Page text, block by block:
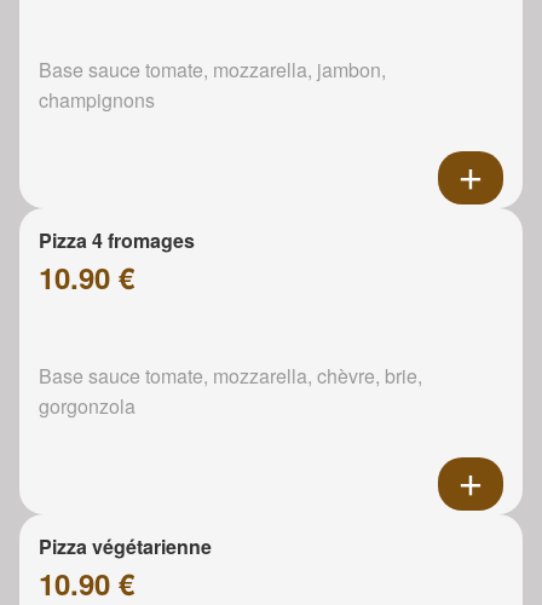
Base sauce tomate, mozzarella, jambon,
champignons
Pizza 4 fromages
10.90 €
Base sauce tomate, mozzarella, chèvre, brie,
gorgonzola
Pizza végétarienne
10.90 €